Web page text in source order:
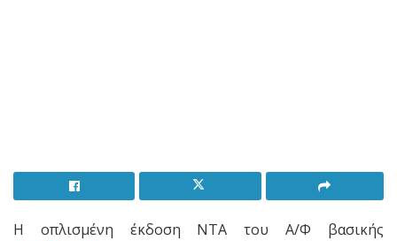
Η οπλισμένη έκδοση NTA του Α/Φ βασικής